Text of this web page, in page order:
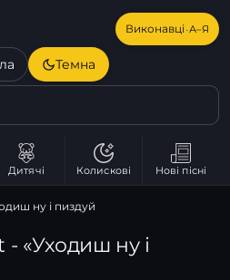
Виконавці·А–Я
Темна
Дитячі Колискові Нові пісні
ну і пиздуй
- «Уходиш ну і